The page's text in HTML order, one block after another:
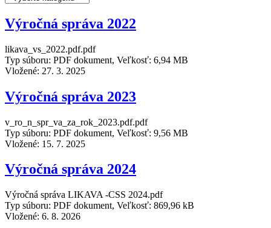
Výročná správa 2022
likava_vs_2022.pdf.pdf
Typ súboru: PDF dokument, Veľkosť: 6,94 MB
Vložené: 27. 3. 2025
Výročná správa 2023
v_ro_n_spr_va_za_rok_2023.pdf.pdf
Typ súboru: PDF dokument, Veľkosť: 9,56 MB
Vložené: 15. 7. 2025
Výročná správa 2024
Výročná správa LIKAVA -CSS 2024.pdf
Typ súboru: PDF dokument, Veľkosť: 869,96 kB
Vložené: 6. 8. 2026